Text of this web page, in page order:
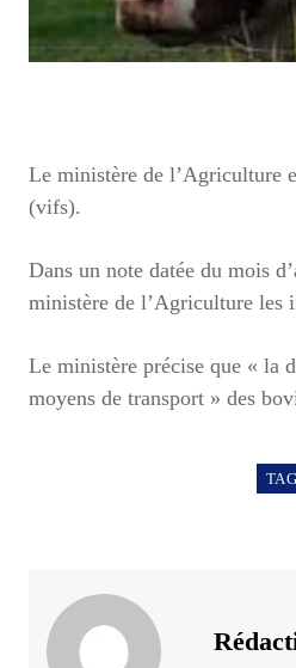
Le ministère de l’Agriculture
(vifs).
Dans un note datée du mois
ministère de l’Agriculture les
Le ministère précise que « la
moyens de transport » des